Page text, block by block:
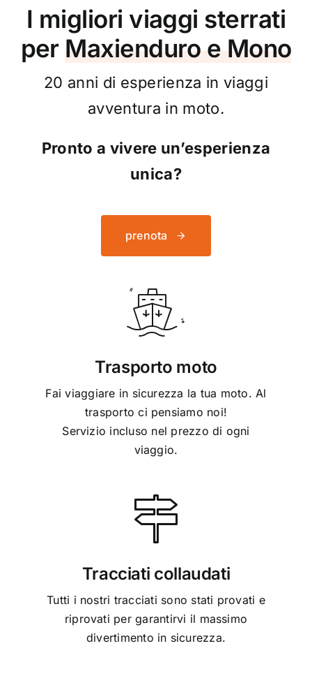
I migliori viaggi sterrati
per Maxienduro e Mono
20 anni di esperienza in viaggi
avventura in moto.
Pronto a vivere un’esperienza
unica?
prenota
Trasporto moto
Fai viaggiare in sicurezza la tua moto. Al
trasporto ci pensiamo noi!
Servizio incluso nel prezzo di ogni
viaggio.
Tracciati collaudati
Tutti i nostri tracciati sono stati provati e
riprovati per garantirvi il massimo
divertimento in sicurezza.